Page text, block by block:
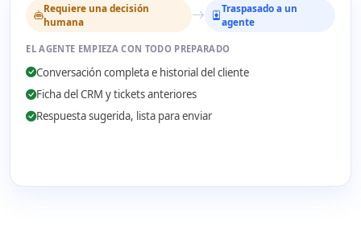
Requiere una decisión
humana
Traspasado a un
agente
EL AGENTE EMPIEZA CON TODO PREPARADO
Conversación completa e historial del cliente
Ficha del CRM y tickets anteriores
Respuesta sugerida, lista para enviar